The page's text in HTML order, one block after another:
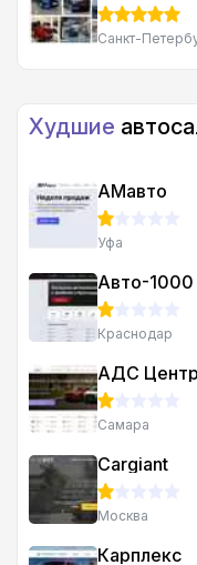
Санкт-
Худшие
АМавто
Уфа
Авто-1000
Краснодар
АДС Центр
Самара
Cargiant
Москва
Карплекс